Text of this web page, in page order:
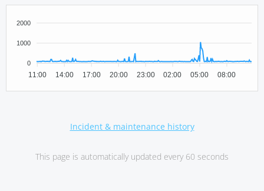
2000
1000
0
11:00 14:00 17:00 20:00 23:00 02:00 05:00 08:00
Incident & maintenance history
This page is automatically updated every 60 seconds